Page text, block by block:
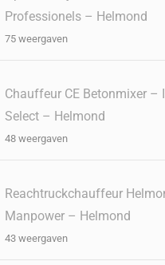
Professionels – Helmond
75 weergaven
Chauffeur CE Betonmixer –
Select – Helmond
48 weergaven
Reachtruckchauffeur
Manpower – Helmond
43 weergaven